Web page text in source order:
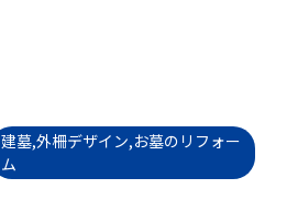
建墓,外柵デザイン,お墓のリフォー
ム